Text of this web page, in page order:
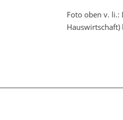
Foto oben v.
Hauswirtschaft)